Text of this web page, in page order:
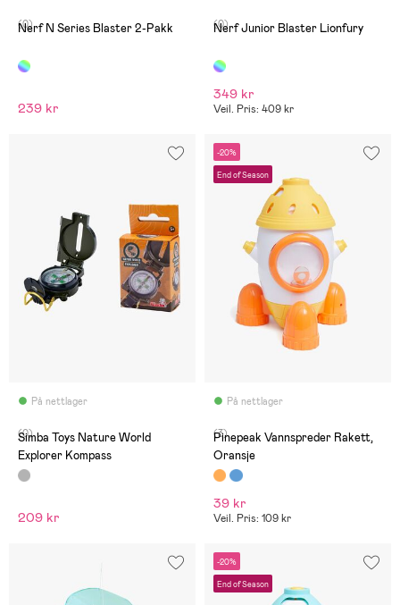
(0)
Nerf N Series Blaster 2-Pakk
239 kr
(0)
Nerf Junior Blaster Lionfury
349 kr
Veil. Pris: 409 kr
På nettlager
(0)
Simba Toys Nature World
Explorer Kompass
209 kr
-20%
End of Season
På nettlager
(3)
Pinepeak Vannspreder Rakett,
Oransje
39 kr
Veil. Pris: 109 kr
-20%
End of Season